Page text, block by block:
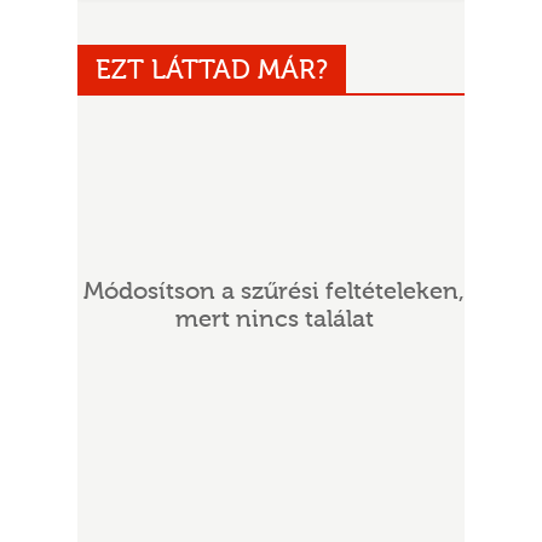
EZT LÁTTAD MÁR?
Módosítson a szűrési feltételeken,
mert nincs találat